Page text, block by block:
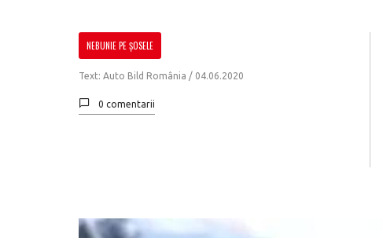
NEBUNIE PE ȘOSELE
Text: Auto Bild România / 04.06.2020
0 comentarii